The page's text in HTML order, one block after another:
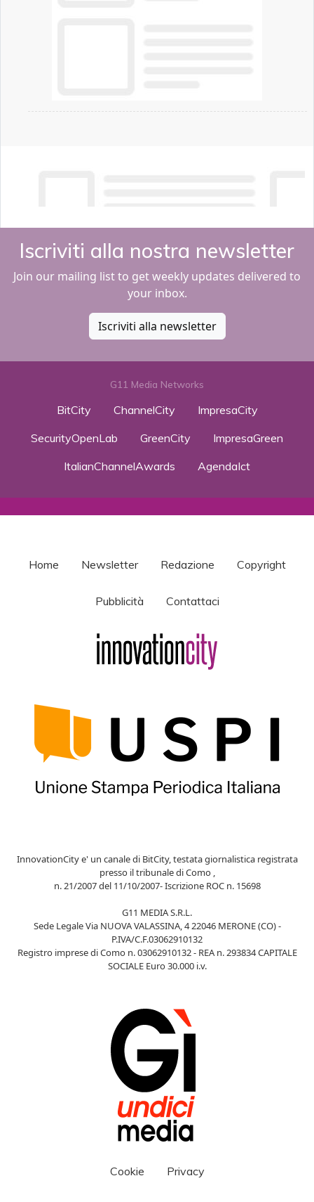
Iscriviti alla nostra newsletter
Join our mailing list to get weekly updates delivered to
your inbox.
Iscriviti alla newsletter
G11 Media Networks
BitCity ChannelCity
ImpresaCity
SecurityOpenLab
GreenCity
ImpresaGreen
ItalianChannelAwards
AgendaIct
Home Newsletter Redazione Copyright
Pubblicità Contattaci
InnovationCity e' un canale di BitCity, testata giornalistica registrata
presso il tribunale di Como ,
n. 21/2007 del 11/10/2007- Iscrizione ROC n. 15698
G11 MEDIA S.R.L.
Sede Legale Via NUOVA VALASSINA, 4 22046 MERONE (CO) -
P.IVA/C.F.03062910132
Registro imprese di Como n. 03062910132 - REA n. 293834 CAPITALE
SOCIALE Euro 30.000 i.v.
Cookie Privacy